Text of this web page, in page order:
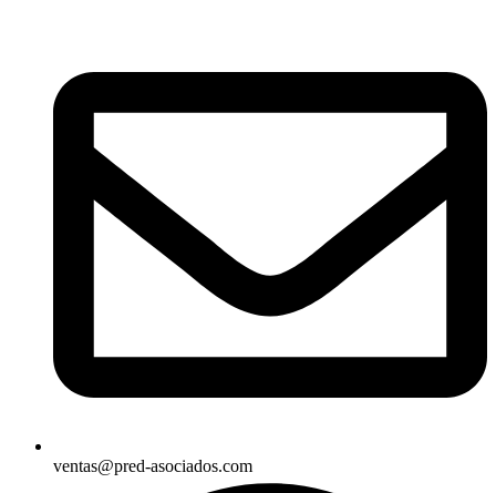
ventas@pred-asociados.com